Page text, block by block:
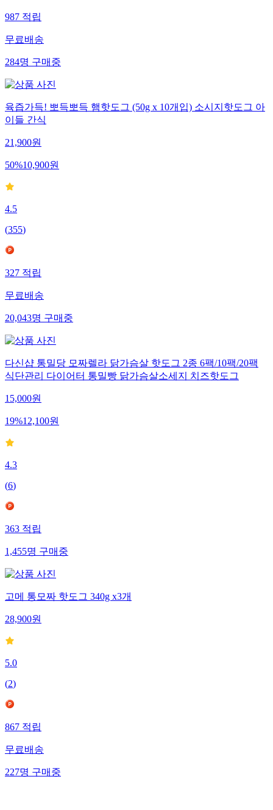
987적립
무료배송
284명구매중
육즙가득! 뽀득뽀득 햄핫도그 (50g x 10개입) 소시지핫도그 아
이들 간식
21,900원
50%10,900원
4.5
(355)
327적립
무료배송
20,043명구매중
다신샵 통밀당 모짜렐라 닭가슴살 핫도그 2종 6팩/10팩/20팩
식단관리 다이어터 통밀빵 닭가슴살소세지 치즈핫도그
15,000원
19%12,100원
4.3
(6)
363적립
1,455명구매중
고메 통모짜 핫도그 340g x3개
28,900원
5.0
(2)
867적립
무료배송
227명구매중